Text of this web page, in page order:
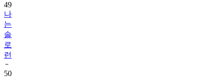
49
나
는
솔
로
런
50